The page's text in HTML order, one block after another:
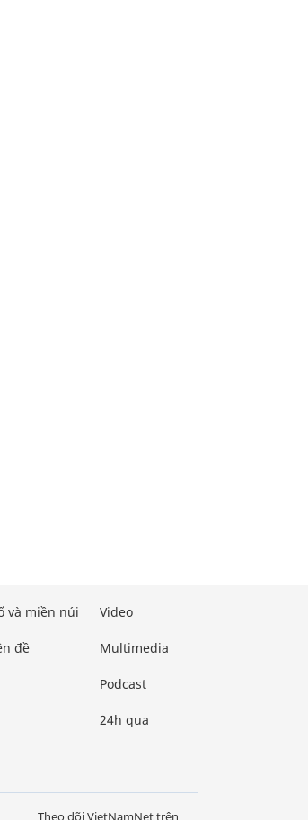
và miền núi
đề
Video
Multimedia
Podcast
24h qua
Theo dõi VietNamNet trên